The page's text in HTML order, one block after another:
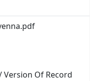
Version Of Record